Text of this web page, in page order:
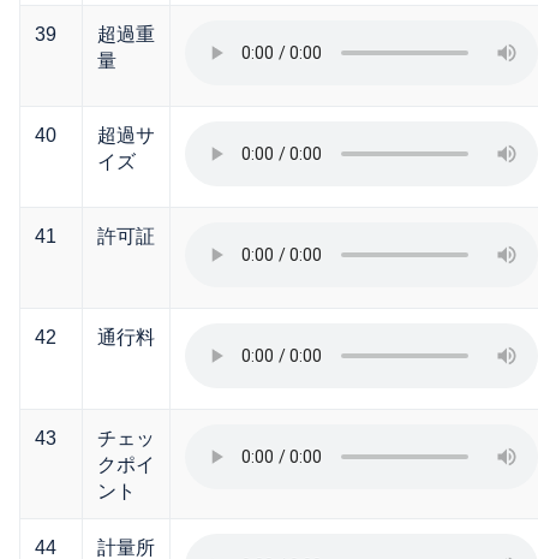
39
超過重
量
40
超過サ
イズ
41 許可証
42 通行料
43
チェッ
クポイ
ント
44 計量所